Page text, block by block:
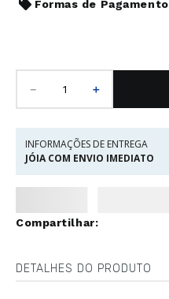
Formas de Pagamento
＋
－
INFORMAÇÕES DE ENTREGA
JÓIA COM ENVIO IMEDIATO
DETALHES DO PRODUTO